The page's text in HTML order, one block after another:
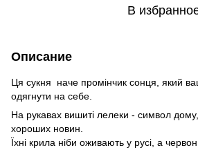
В
Описание
Ця сукня наче промінчик сонця, який
одягнути на себе.
На рукавах вишиті лелеки - символ
хороших новин.
Їхні крила ніби оживають у русі, а